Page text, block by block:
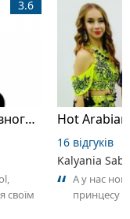
Alterra School, приватна школа повного дня
3.6
своїм
16 відгуків
Kalyania
А у нас
принцесу